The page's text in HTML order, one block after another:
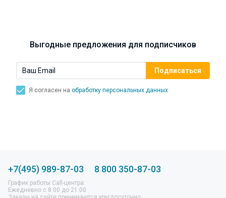
Выгодные предложения для подписчиков
Я согласен на обработку персональных данных
+7(495) 989-87-03 8 800 350-87-03
График работы Call-центра:
Ежедневно с 8:00 до 21:00